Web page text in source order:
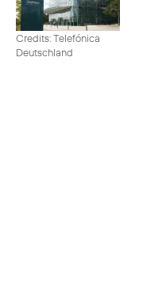
Credits: Telefónica
Deutschland